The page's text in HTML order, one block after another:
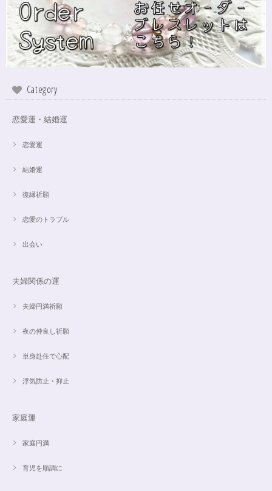
Category
恋愛運・結婚運
恋愛運
結婚運
復縁祈願
恋愛のトラブル
出会い
夫婦関係の運
夫婦円満祈願
夜の仲良し祈願
単身赴任で心配
浮気防止・抑止
家庭運
家庭円満
育児を順調に